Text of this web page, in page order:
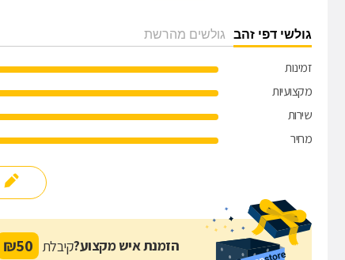
גולשי דפי זהב גולשים מהרשת
זמינות
מקצועיות
שירות
מחיר
הזמנת איש מקצוע?קיבלת 50
₪